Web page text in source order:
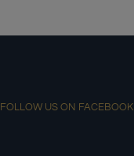
FOLLOW US ON FACEBOOK